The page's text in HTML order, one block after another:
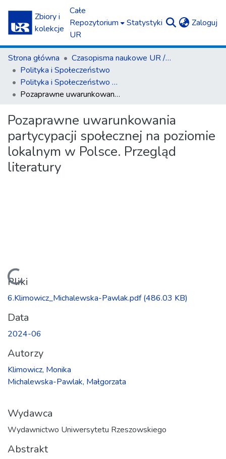
Zbiory i
kolekcje
Całe
Repozytorium
UR
Statystyki Zaloguj
Strona główna
Czasopisma naukowe UR / Scientific Journals
Polityka i Społeczeństwo
Polityka i Społeczeństwo nr 2(22)/2024
Pozaprawne uwarunkowania partycypacji społecznej na poziomie lokalnym w Polsce. Przegląd literatury
Pozaprawne uwarunkowania
partycypacji społecznej na poziomie
lokalnym w Polsce. Przegląd
literatury
Ładowanie...
Pliki
6.Klimowicz_Michalewska-Pawlak.pdf(486.03 KB)
Data
2024-06
Autorzy
Klimowicz, Monika
Michalewska-Pawlak, Małgorzata
Wydawca
Wydawnictwo Uniwersytetu Rzeszowskiego
Abstrakt